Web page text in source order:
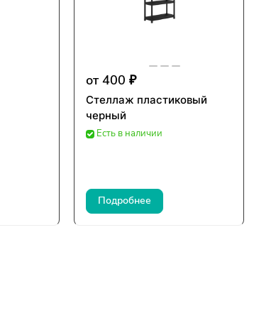
от 400 ₽
Стеллаж пластиковый
черный
Есть в наличии
Подробнее